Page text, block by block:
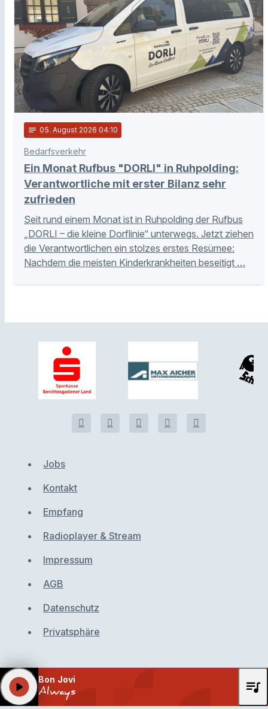
notes 05. August 2026 04:10
Bedarfsverkehr
Ein Monat Rufbus "DORLI" in Ruhpolding:
Verantwortliche mit erster Bilanz sehr
zufrieden
Seit rund einem Monat ist in Ruhpolding der Rufbus
„DORLI – die kleine Dorflinie“ unterwegs. Jetzt ziehen
die Verantwortlichen ein stolzes erstes Resümee:
Nachdem die meisten Kinderkrankheiten beseitigt …
Jobs
Kontakt
Empfang
Radioplayer & Stream
Impressum
AGB
Datenschutz
Privatsphäre
Bon Jovi
Always
play_arrow queue_music